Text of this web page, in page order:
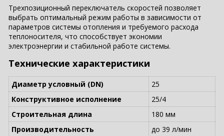
Трехпозиционный переключатель скоростей позволяет
выбрать оптимальный режим работы в зависимости от
параметров системы отопления и требуемого расхода
теплоносителя, что способствует экономии
электроэнергии и стабильной работе системы.
Технические характеристики
Диаметр условный (DN)
25
Конструктивное исполнение
25/4
Строительная длина
180 мм
Производительность
до 39 л/мин